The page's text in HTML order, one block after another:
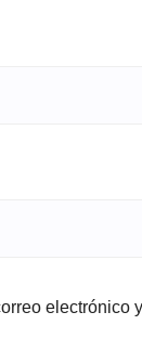
electrónico